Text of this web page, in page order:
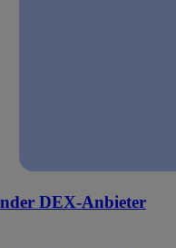
DEX-Anbieter